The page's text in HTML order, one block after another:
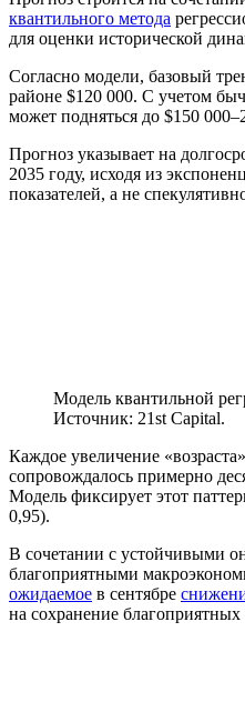
квантильного метода
для оценки исторической
Согласно модели, базовый
районе $120 000. С учетом
может подняться до $150
Прогноз указывает на
2035 году, исходя из
показателей, а не
Модель квантильной
Источник: 21st Capital.
Каждое увеличение
сопровождалось примерно
Модель фиксирует этот
0,95).
В сочетании с устойчивыми
благоприятными
ожидаемое в сентябре
на сохранение благоприятных